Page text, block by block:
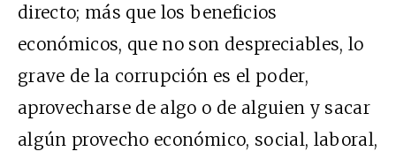
directo; más que los beneficios
económicos, que no son despreciables, lo
grave de la corrupción es el poder,
aprovecharse de algo o de alguien y sacar
algún provecho económico, social, laboral,